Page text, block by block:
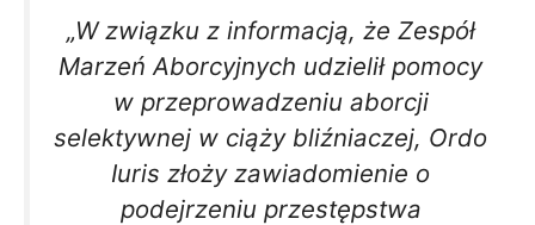
„W związku z informacją, że Zespół
Marzeń Aborcyjnych udzielił pomocy
w przeprowadzeniu aborcji
selektywnej w ciąży bliźniaczej, Ordo
Iuris złoży zawiadomienie o
podejrzeniu przestępstwa